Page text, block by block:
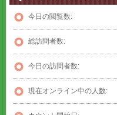
今日の閲覧数:
総訪問者数:
今日の訪問者数:
現在オンライン中の人数: